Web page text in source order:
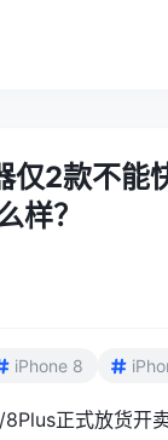
仅2款不
样？
iPhone 8
正式放货开